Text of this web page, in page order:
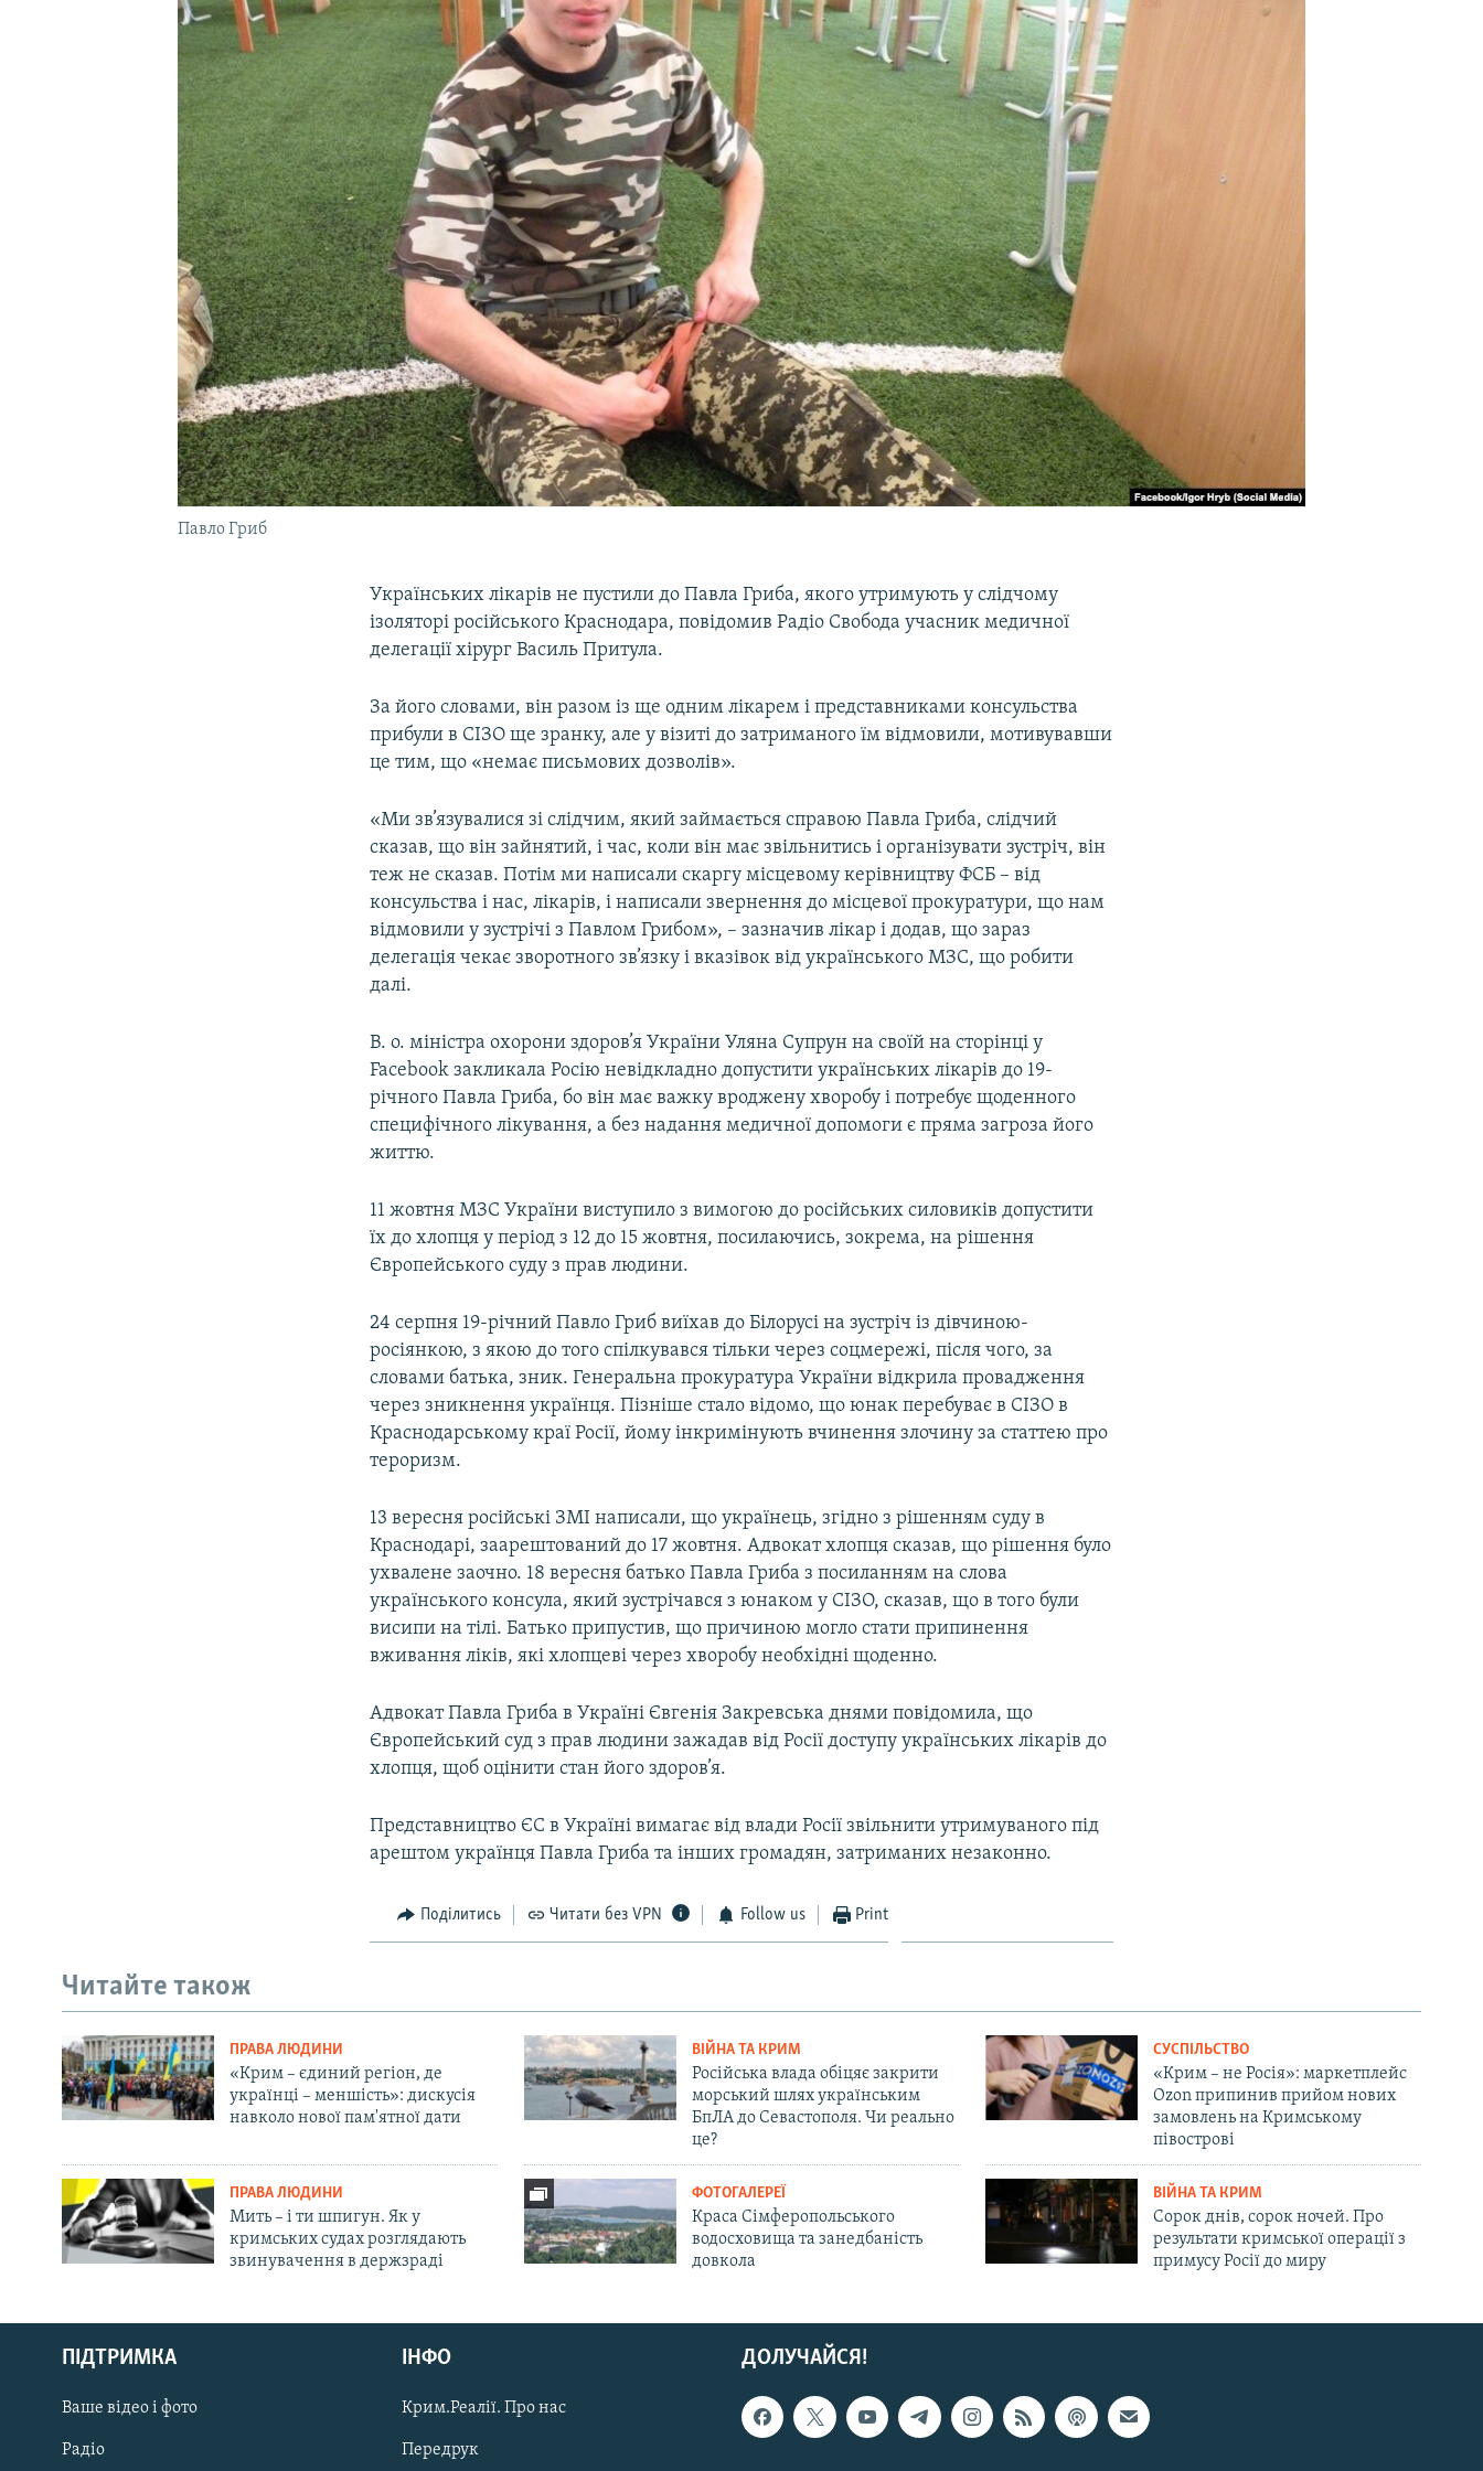
УКРАЇНСЬКА ПРОБЛЕМА КРИМУ
Русский
Qırımtatar
ДОЛУЧАЙСЯ!
Павло Гриб
Українських лікарів не пустили до Павла Гриба, якого утримують у слідчому
ізоляторі російського Краснодара, повідомив Радіо Свобода учасник медичної
делегації хірург Василь Притула.
За його словами, він разом із ще одним лікарем і представниками консульства
прибули в СІЗО ще зранку, але у візиті до затриманого їм відмовили, мотивувавши
це тим, що «немає письмових дозволів».
«Ми зв’язувалися зі слідчим, який займається справою Павла Гриба, слідчий
сказав, що він зайнятий, і час, коли він має звільнитись і організувати зустріч, він
теж не сказав. Потім ми написали скаргу місцевому керівництву ФСБ – від
консульства і нас, лікарів, і написали звернення до місцевої прокуратури, що нам
відмовили у зустрічі з Павлом Грибом», – зазначив лікар і додав, що зараз
делегація чекає зворотного зв’язку і вказівок від українського МЗС, що робити
далі.
В. о. міністра охорони здоров’я України Уляна Супрун на своїй на сторінці у
Facebook закликала Росію невідкладно допустити українських лікарів до 19-
річного Павла Гриба, бо він має важку вроджену хворобу і потребує щоденного
специфічного лікування, а без надання медичної допомоги є пряма загроза його
життю.
11 жовтня МЗС України виступило з вимогою до російських силовиків допустити
їх до хлопця у період з 12 до 15 жовтня, посилаючись, зокрема, на рішення
Європейського суду з прав людини.
24 серпня 19-річний Павло Гриб виїхав до Білорусі на зустріч із дівчиною-
росіянкою, з якою до того спілкувався тільки через соцмережі, після чого, за
словами батька, зник. Генеральна прокуратура України відкрила провадження
через зникнення українця. Пізніше стало відомо, що юнак перебуває в СІЗО в
Краснодарському краї Росії, йому інкримінують вчинення злочину за статтею про
тероризм.
13 вересня російські ЗМІ написали, що українець, згідно з рішенням суду в
Краснодарі, заарештований до 17 жовтня. Адвокат хлопця сказав, що рішення було
ухвалене заочно. 18 вересня батько Павла Гриба з посиланням на слова
українського консула, який зустрічався з юнаком у СІЗО, сказав, що в того були
висипи на тілі. Батько припустив, що причиною могло стати припинення
вживання ліків, які хлопцеві через хворобу необхідні щоденно.
Адвокат Павла Гриба в Україні Євгенія Закревська днями повідомила, що
Європейський суд з прав людини зажадав від Росії доступу українських лікарів до
хлопця, щоб оцінити стан його здоров’я.
Представництво ЄС в Україні вимагає від влади Росії звільнити утримуваного під
арештом українця Павла Гриба та інших громадян, затриманих незаконно.
Поділитись Читати без VPN Follow us Print
Читайте також
ПРАВА ЛЮДИНИ
«Крим – єдиний регіон, де
українці – меншість»: дискусія
навколо нової пам'ятної дати
ВІЙНА ТА КРИМ
Російська влада обіцяє закрити
морський шлях українським
БпЛА до Севастополя. Чи реально
це?
СУСПІЛЬСТВО
«Крим – не Росія»: маркетплейс
Ozon припинив прийом нових
замовлень на Кримському
півострові
ПРАВА ЛЮДИНИ
Мить – і ти шпигун. Як у
кримських судах розглядають
звинувачення в держзраді
ФОТОГАЛЕРЕЇ
Краса Сімферопольського
водосховища та занедбаність
довкола
ВІЙНА ТА КРИМ
Сорок днів, сорок ночей. Про
результати кримської операції з
примусу Росії до миру
ДОЛУЧАЙСЯ!
ПІДТРИМКА
Ваше відео і фото
Радіо
ІНФО
Крим.Реалії. Про нас
Передрук